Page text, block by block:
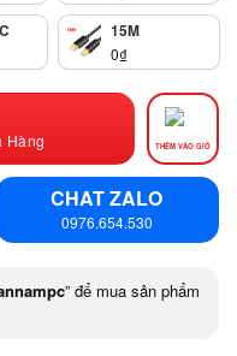
15M
0₫
Hàng THÊM VÀO GIỎ
CHAT ZALO
0976.654.530
” để mua sản phẩm